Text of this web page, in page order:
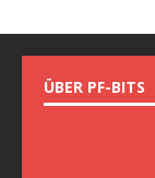
ÜBER PF-BITS